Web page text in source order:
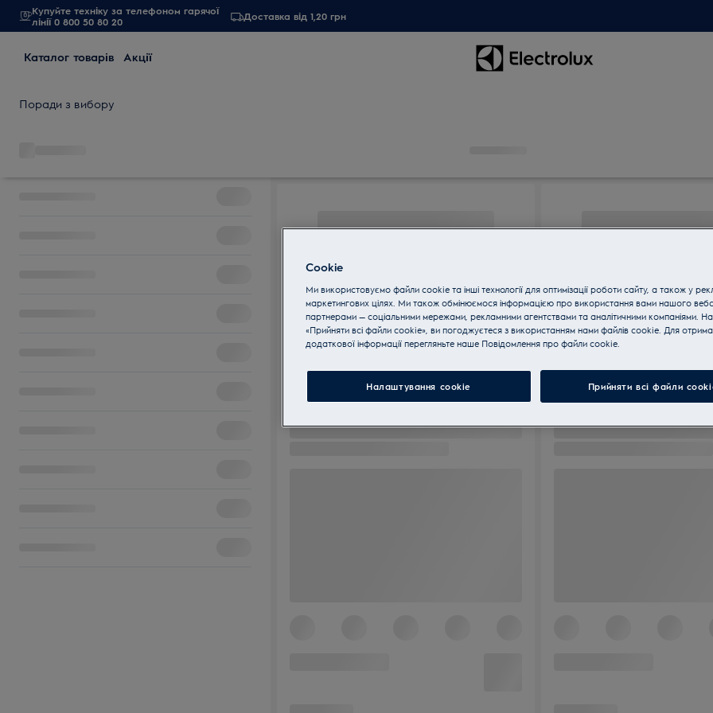
Купуйте техніку за телефоном гарячої
лінії 0 800 50 80 20
Доставка від 1,20 грн
Каталог товарів Акції
Поради з вибору
Cookie
Ми використовуємо файли cookie та інші технології для оптимізації роботи сайту, а також у
маркетингових цілях. Ми також обмінюємося інформацією про використання вами нашого
партнерами — соціальними мережами, рекламними агентствами та аналітичними компаніями.
«Прийняти всі файли cookie», ви погоджуєтеся з використанням нами файлів cookie. Для
додаткової інформації перегляньте наше Пoвідомлення прo файли cookie.
Налаштування cookie Прийняти всі файли